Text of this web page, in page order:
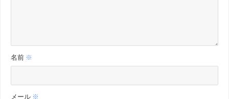
名前 ※
メール ※